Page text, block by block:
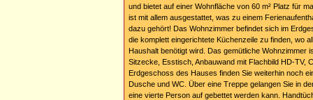
und bietet auf einer Wohnfläche von 60 m² Platz für
ist mit allem ausgestattet, was zu einem
dazu gehört! Das Wohnzimmer befindet sich im
die komplett eingerichtete Küchenzeile zu finden, wo
Haushalt benötigt wird. Das gemütliche Wohnzimmer
Sitzecke, Esstisch, Anbauwand mit Flachbild HD-TV,
Erdgeschoss des Hauses finden Sie weiterhin noch
Dusche und WC. Über eine Treppe gelangen Sie in
eine vierte Person auf gebettet werden kann.